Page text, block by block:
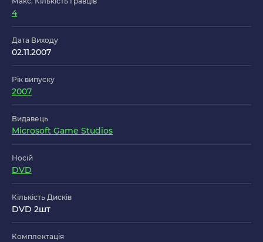
4
Дата Виходу
02.11.2007
Рік випуску
2007
Видавець
Microsoft Game Studios
Носій
DVD
Кількість Дисків
DVD 2шт
Комплектація